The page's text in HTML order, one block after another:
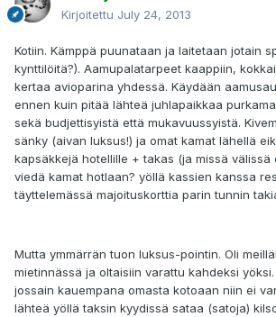
Kirjoitettu July 24, 2013
Kotiin. Kämppä puunataan ja laitetaan jotain
kynttilöitä?). Aamupalatarpeet kaappiin,
kertaa avioparina yhdessä. Käydään
ennen kuin pitää lähteä juhlapaikkaa
sekä budjettisyistä että mukavuussyistä.
sänky (aivan luksus!) ja omat kamat lähellä
kapsäkkejä hotellille + takas (ja missä välissä
viedä kamat hotlaan? yöllä kassien kanssa
täyttelemässä majoituskorttia parin tunnin
Mutta ymmärrän tuon luksus-pointin. Oli
mietinnässä ja oltaisiin varattu kahdeksi
jossain kauempana omasta kotoaan niin ei
lähteä yöllä taksin kyydissä sataa (satoja)